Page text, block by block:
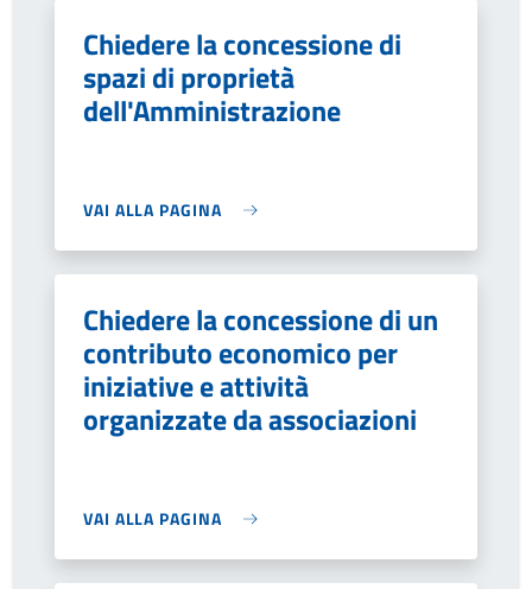
Chiedere la concessione di
spazi di proprietà
dell'Amministrazione
VAI ALLA PAGINA
Chiedere la concessione di un
contributo economico per
iniziative e attività
organizzate da associazioni
VAI ALLA PAGINA